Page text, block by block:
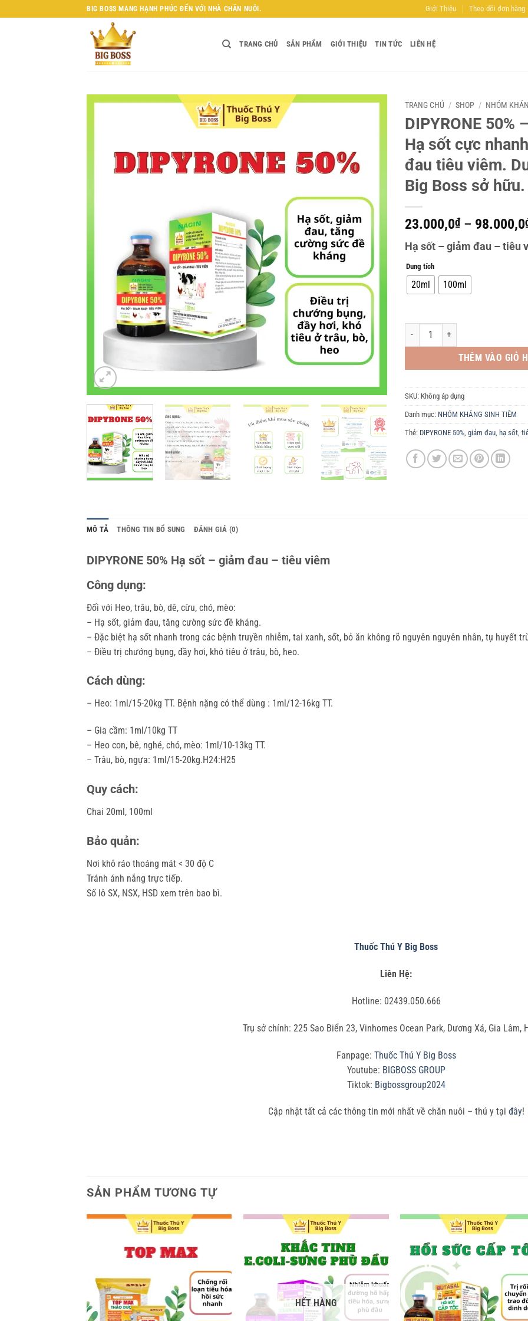
qua
BIG BOSS MANG HẠNH PHÚC ĐẾN VỚI NHÀ CHĂN NUÔI. Giới Thiệu Theo dõi đơn hàng
TRANG CHỦ SẢN PHẨM GIỚI THIỆU TIN TỨC LIÊN HỆ
TRANG CHỦ / SHOP / NHÓM
DIPYRONE 50%
Hạ sốt cực
đau tiêu viêm.
Big Boss sở hữu.
23.000,0₫ – 98.000,0
Hạ sốt – giảm đau – tiêu
Dung tích
20ml 100ml
DIPYRONE 50% - 100ML. Hạ sốt
THÊM VÀO GIỎ
SKU: Không áp dụng
Danh mục: NHÓM KHÁNG SINH TIÊM
Thẻ: DIPYRONE 50% giảm đau hạ sốt
MÔ TẢ THÔNG TIN BỔ SUNG ĐÁNH GIÁ (0)
DIPYRONE 50% Hạ sốt – giảm đau – tiêu viêm
Công dụng:
Đối với Heo, trâu, bò, dê, cừu, chó, mèo:
– Hạ sốt, giảm đau, tăng cường sức đề kháng.
– Đặc biệt hạ sốt nhanh trong các bệnh truyền nhiễm, tai xanh, sốt, bỏ ăn không rõ nguyên nguyên nhân, tụ huyết
– Điều trị chướng bụng, đầy hơi, khó tiêu ở trâu, bò, heo.
Cách dùng:
– Heo: 1ml/15-20kg TT. Bệnh nặng có thể dùng : 1ml/12-16kg TT.
– Gia cầm: 1ml/10kg TT
– Heo con, bê, nghé, chó, mèo: 1ml/10-13kg TT.
– Trâu, bò, ngựa: 1ml/15-20kg.H24:H25
Quy cách:
Chai 20ml, 100ml
Bảo quản:
Nơi khô ráo thoáng mát < 30 độ C
Tránh ánh nắng trực tiếp.
Số lô SX, NSX, HSD xem trên bao bì.
Thuốc Thú Y Big Boss
Liên Hệ:
Hotline: 02439.050.666
Trụ sở chính: 225 Sao Biển 23, Vinhomes Ocean Park, Dương Xá, Gia Lâm,
Fanpage: Thuốc Thú Y Big Boss
Youtube: BIGBOSS GROUP
Tiktok: Bigbossgroup2024
Cập nhật tất cả các thông tin mới nhất về chăn nuôi – thú y tại đây!
SẢN PHẨM TƯƠNG TỰ
wishlist
HẾT HÀNG